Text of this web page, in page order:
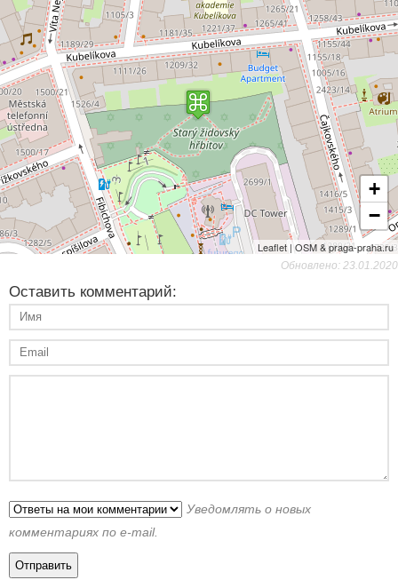
+
−
Leaflet | OSM & praga-praha.ru
Обновлено: 23.01.2020
Оставить комментарий:
Уведомлять о новых
комментариях по e-mail.